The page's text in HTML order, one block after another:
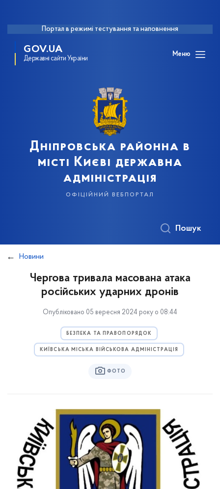
Портал в режимі тестування та наповнення
GOV.UA
Державні сайти України
Меню
Дніпровська районна в
місті Києві державна
адміністрація
офіційний вебпортал
Пошук
Новини
Чергова тривала масована атака
російських ударних дронів
Опубліковано 05 вересня 2024 року о 08:44
БЕЗПЕКА ТА ПРАВОПОРЯДОК
КИЇВСЬКА МІСЬКА ВІЙСЬКОВА АДМІНІСТРАЦІЯ
ФОТО